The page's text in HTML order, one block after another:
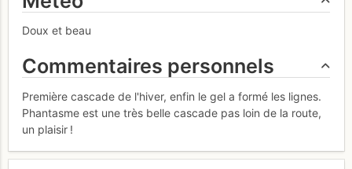
Doux et beau
Commentaires personnels
Première cascade de l'hiver, enfin le gel a formé les lignes.
Phantasme est une très belle cascade pas loin de la route,
un plaisir !